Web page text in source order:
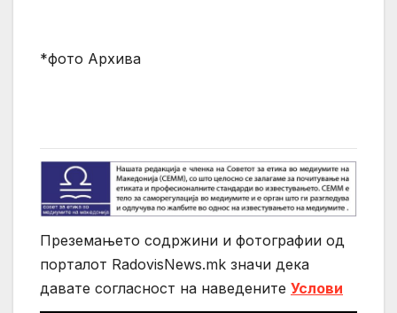
*фото Архива
Преземањето содржини и фотографии од
порталот RadovisNews.mk значи дека
давате согласност на нaведените Услови